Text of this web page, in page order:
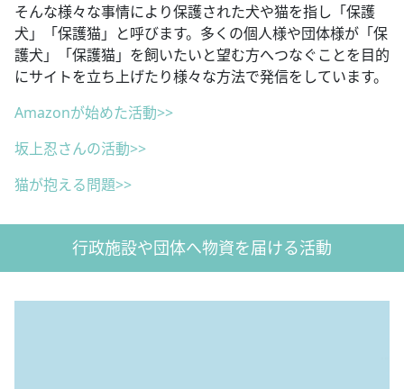
そんな様々な事情により保護された犬や猫を指し「保護
犬」「保護猫」と呼びます。多くの個人様や団体様が「保
護犬」「保護猫」を飼いたいと望む方へつなぐことを目的
にサイトを立ち上げたり様々な方法で発信をしています。
Amazonが始めた活動>>
坂上忍さんの活動>>
猫が抱える問題>>
行政施設や団体へ物資を届ける活動